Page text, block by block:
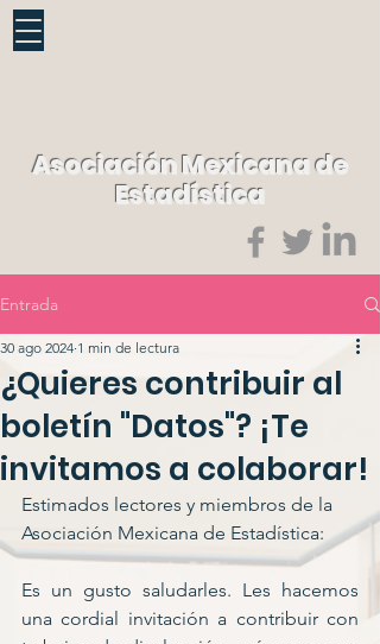
Asociación Mexicana de
Estadística
Entrada
¿Quieres contribuir al
boletín "Datos"? ¡Te
invitamos a colaborar!
30 ago 2024 1 min de lectura
Estimados lectores y miembros de la
Asociación Mexicana de Estadística:
Es un gusto saludarles. Les hacemos
una cordial invitación a contribuir con